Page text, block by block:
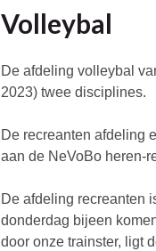
Volleybal
De afdeling volleybal
2023) twee disciplines.
De recreanten afdeling
aan de NeVoBo heren-
De afdeling recreanten
donderdag bijeen
door onze trainster, ligt